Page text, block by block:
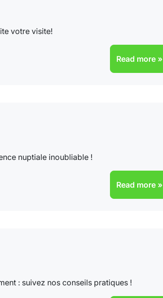
votre visite!
Read more »
nuptiale inoubliable !
Read more »
: suivez nos conseils pratiques !